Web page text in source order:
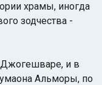
храмы, иногда
зодчества -
и в
Альморы, по